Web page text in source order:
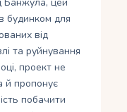
будинком для
від
та руйнування
проект не
й пропонує
побачити